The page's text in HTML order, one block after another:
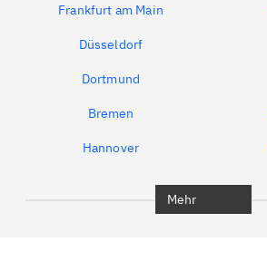
Frankfurt am Main
Düsseldorf
Dortmund
Bremen
Hannover
Mehr